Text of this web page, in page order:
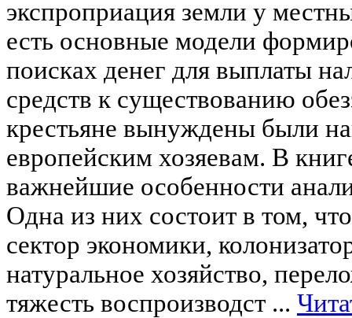
экспроприация земли у
есть основные модели
поисках денег для выплаты
средств к существованию
крестьяне вынуждены были
европейским хозяевам. В
важнейшие особенности
Одна из них состоит в том,
сектор экономики,
натуральное хозяйство,
тяжесть воспроизводст ...